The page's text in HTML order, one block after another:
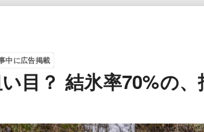
中に広告掲載
目？ 結氷率70%の